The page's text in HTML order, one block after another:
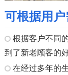
可根据用户
根据客户不同
到了新老顾客的好
在经过多年的